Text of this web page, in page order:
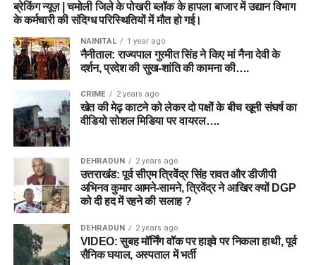
ब्रेकिंग न्यूज़ | चमोली जिले के पोखरी ब्लॉक के हापला बाजार में उद्यान विभाग
के कर्मचारी की संदिग्ध परिस्थितियों में मौत हो गई।
NAINITAL 1 year ago
नैनीताल: राज्यपाल गुरमीत सिंह ने किए मां नैना देवी के
दर्शन, प्रदेश की सुख-शांति की कामना की….
CRIME 2 years ago
खेत की मेढ़ काटने को लेकर दो पक्षों के बीच खूनी संघर्ष का
वीडियो सोशल मिडिया पर वायरल….
DEHRADUN 2 years ago
उत्तराखंड: पूर्व सीएम त्रिवेंद्र सिंह रावत और डीजीपी
अभिनव कुमार आमने-सामने, त्रिवेंद्र ने आखिर क्यों DGP
को दी हद में रहने की सलाह ?
DEHRADUN 2 years ago
VIDEO: सुबह मॉर्निंग वॉक पर हाइवे पर निकला हाथी, पूर्व
सैनिक घयाल, अस्पताल में भर्ती